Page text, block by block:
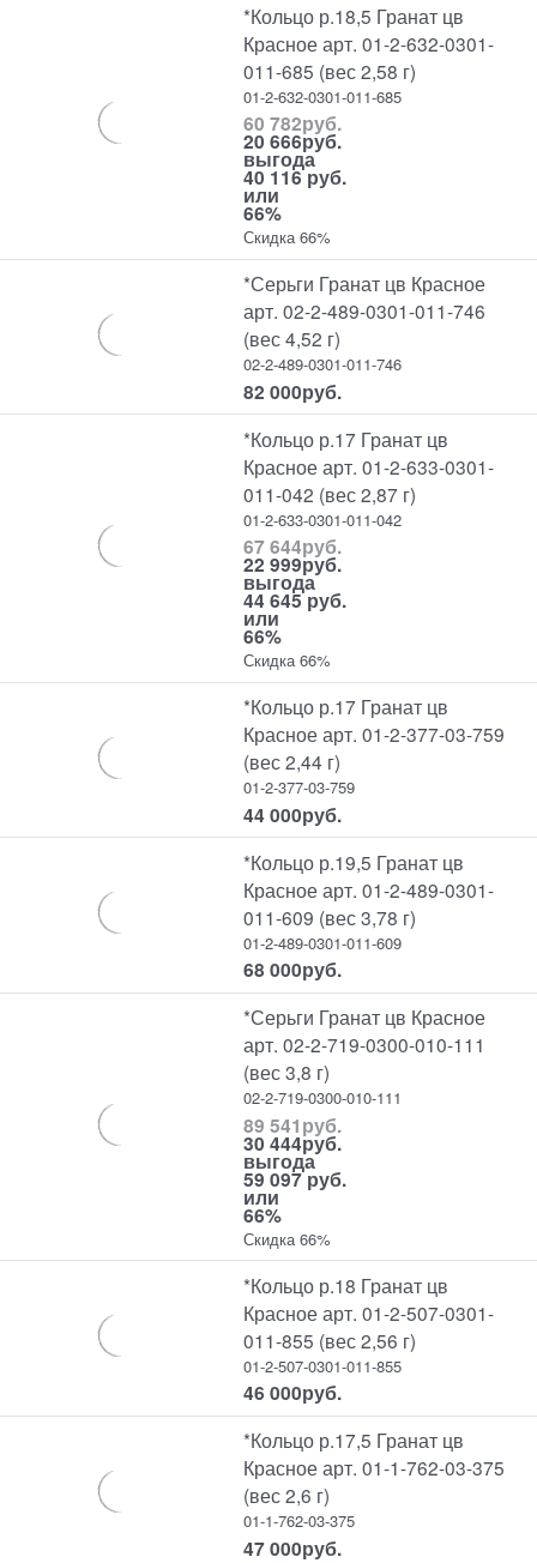
*Кольцо р.18,5 Гранат цв
Красное арт. 01-2-632-0301-
011-685 (вес 2,58 г)
01-2-632-0301-011-685
60 782руб.
20 666руб.
выгода
40 116 руб.
или
66%
Скидка 66%
*Серьги Гранат цв Красное
арт. 02-2-489-0301-011-746
(вес 4,52 г)
02-2-489-0301-011-746
82 000руб.
*Кольцо р.17 Гранат цв
Красное арт. 01-2-633-0301-
011-042 (вес 2,87 г)
01-2-633-0301-011-042
67 644руб.
22 999руб.
выгода
44 645 руб.
или
66%
Скидка 66%
*Кольцо р.17 Гранат цв
Красное арт. 01-2-377-03-759
(вес 2,44 г)
01-2-377-03-759
44 000руб.
*Кольцо р.19,5 Гранат цв
Красное арт. 01-2-489-0301-
011-609 (вес 3,78 г)
01-2-489-0301-011-609
68 000руб.
*Серьги Гранат цв Красное
арт. 02-2-719-0300-010-111
(вес 3,8 г)
02-2-719-0300-010-111
89 541руб.
30 444руб.
выгода
59 097 руб.
или
66%
Скидка 66%
*Кольцо р.18 Гранат цв
Красное арт. 01-2-507-0301-
011-855 (вес 2,56 г)
01-2-507-0301-011-855
46 000руб.
*Кольцо р.17,5 Гранат цв
Красное арт. 01-1-762-03-375
(вес 2,6 г)
01-1-762-03-375
47 000руб.